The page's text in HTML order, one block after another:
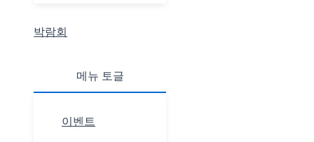
박람회
메뉴 토글
이벤트